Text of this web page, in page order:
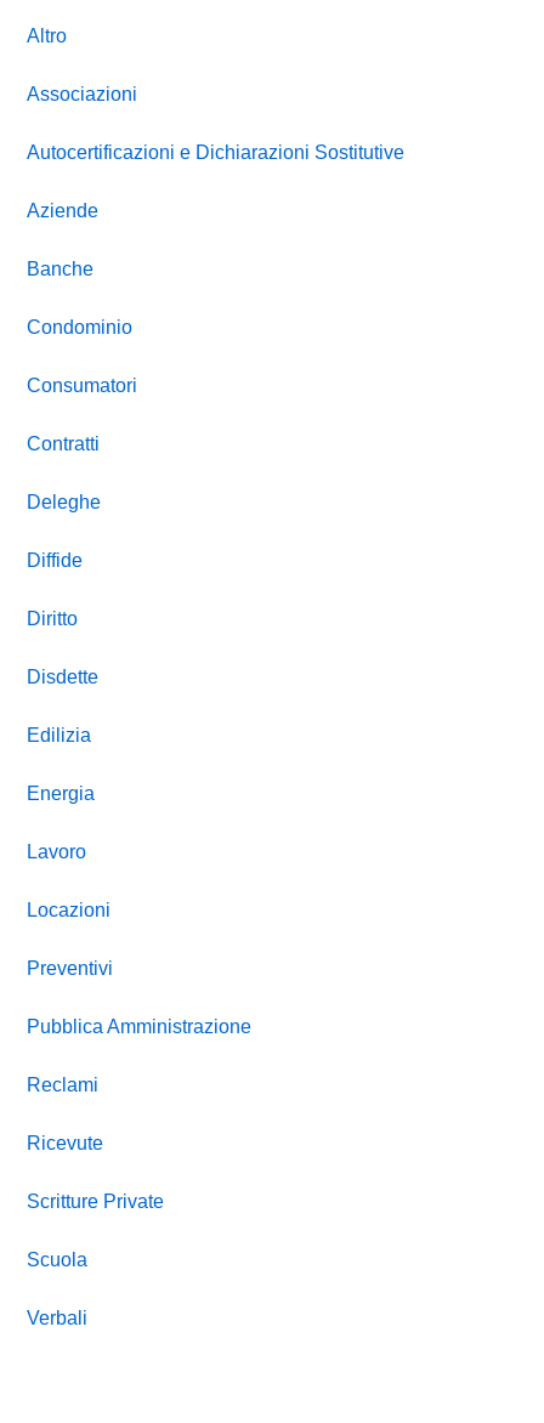
Altro
Associazioni
Autocertificazioni e Dichiarazioni Sostitutive
Aziende
Banche
Condominio
Consumatori
Contratti
Deleghe
Diffide
Diritto
Disdette
Edilizia
Energia
Lavoro
Locazioni
Preventivi
Pubblica Amministrazione
Reclami
Ricevute
Scritture Private
Scuola
Verbali